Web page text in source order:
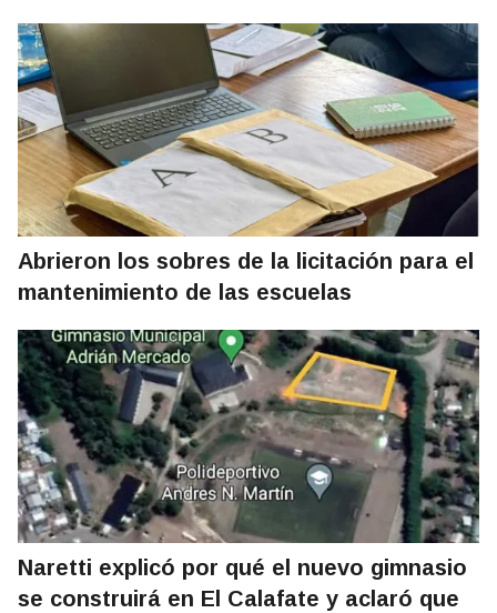
Abrieron los sobres de la licitación para el
mantenimiento de las escuelas
Naretti explicó por qué el nuevo gimnasio
se construirá en El Calafate y aclaró que